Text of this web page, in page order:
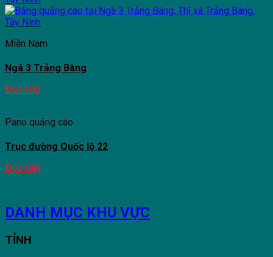
Miền Nam
Ngã 3 Trảng Bàng
Đọc tiếp
Pano quảng cáo
Trục đường Quốc lộ 22
Đọc tiếp
DANH MỤC KHU VỰC
TỈNH